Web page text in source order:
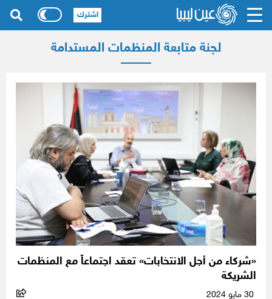
لجنة متابعة المنظمات المستدامة
«شركاء من أجل الانتخابات» تعقد اجتماعاً مع المنظمات
الشريكة
اشترك